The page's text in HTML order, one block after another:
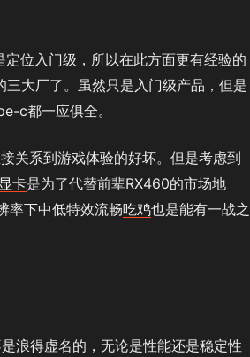
位入门级，所以在此方面更有经验的
大厂了。虽然只是入门级产品，但是
c都一应俱全。
关系到游戏体验的好坏。但是考虑到
显卡是为了代替前辈RX460的市场地
率下中低特效流畅吃鸡也是能有一战之
浪得虚名的，无论是性能还是稳定性